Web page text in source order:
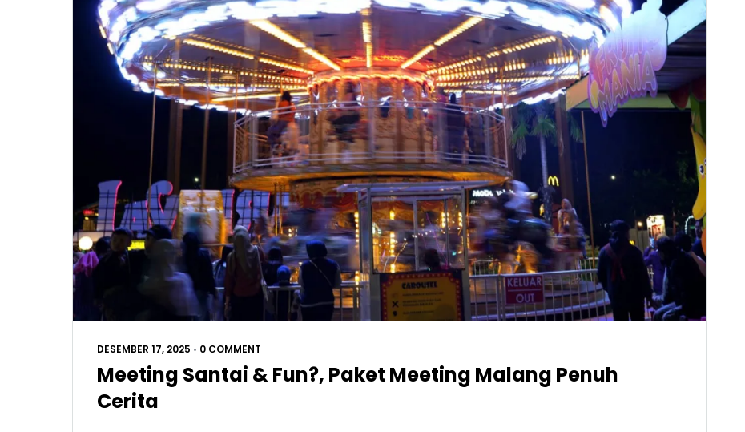
DESEMBER 17, 2025 • 0 COMMENT
Meeting Santai & Fun?, Paket Meeting Malang Penuh
Cerita